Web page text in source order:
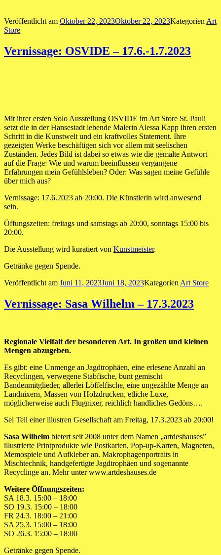
Veröffentlicht am Oktober 22, 2023Oktober 22, 2023Kategorien Art
Store
Vernissage: OSVIDE – 17.6.-1.7.2023
Mit ihrer ersten Solo Ausstellung OSVIDE im Art Store St. Pauli
setzt die in der Hansestadt lebende Malerin Alessa Kapp ihren ersten
Schritt in die Kunstwelt und ein kraftvolles Statement. Ihre
gezeigten Werke beschäftigen sich vor allem mit seelischen
Zuständen. Jedes Bild ist dabei so etwas wie die gemalte Antwort
auf die Frage: Wie und warum beeinflussen vergangene
Erfahrungen mein Gefühlsleben? Oder: Was sagen meine Gefühle
über mich aus?
Vernissage: 17.6.2023 ab 20:00. Die Künstlerin wird anwesend
sein.
Öffungszeiten: freitags und samstags ab 20:00, sonntags 15:00 bis
20:00.
Die Ausstellung wird kuratiert von Kunstmeister.
Getränke gegen Spende.
Veröffentlicht am Juni 11, 2023Juni 18, 2023Kategorien Art Store
Vernissage: Sasa Wilhelm – 17.3.2023
Regionale Vielfalt der besonderen Art. In großen und kleinen
Mengen abzugeben.
Es gibt: eine Unmenge an Jagdtrophäen, eine erlesene Anzahl an
Recyclingen, verwegene Stabfische, bunt gemischt
Bandenmitglieder, allerlei Löffelfische, eine ungezählte Menge an
Landnixern, Massen von Holzdrucken, etliche Luxe,
möglicherweise auch Flugnixer, reichlich handliches Gedöns….
Sei Teil einer illustren Gesellschaft am Freitag, 17.3.2023 ab 20:00!
Sasa Wilhelm bietert seit 2008 unter dem Namen „artdeshauses”
illustrierte Print­pro­duk­te wie Post­karten, Pop-up-Karten, Magneten,
Memo­­spiele und Aufkleber an. Makrophagenportraits in
Mischtechnik, handgefertigte Jagdtrophäen und sogenannte
Recyclinge an. Mehr unter www.artdeshauses.de
Weitere Öffnungszeiten:
SA 18.3. 15:00 – 18:00
SO 19.3. 15:00 – 18:00
FR 24.3. 18:00 – 21:00
SA 25.3. 15:00 – 18:00
SO 26.3. 15:00 – 18:00
Getränke gegen Spende.